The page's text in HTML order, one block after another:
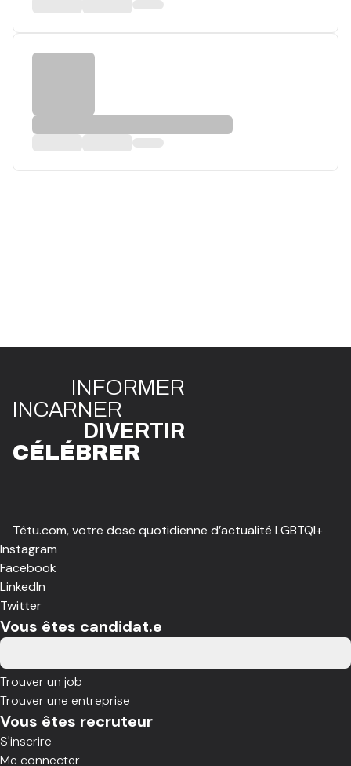
INFORMER
INCARNER
DIVERTIR
CÉLÉBRER
Têtu.com, votre dose quotidienne d’actualité LGBTQI+
Instagram
Facebook
LinkedIn
Twitter
Vous êtes candidat.e
Trouver un job
Trouver une entreprise
Vous êtes recruteur
S'inscrire
Me connecter